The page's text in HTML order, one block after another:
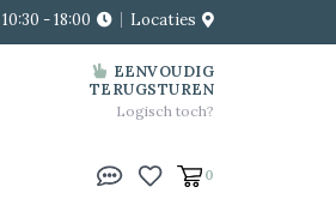
- 18:00 Locaties
EENVOUDIG
TERUGSTUREN
Logisch toch?
0